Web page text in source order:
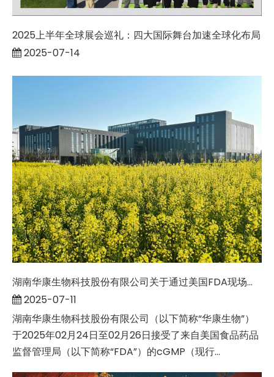
2025上半年全球展会巡礼：四大国际舞台加速全球化布局
2025-07-14
湖南华康生物科技股份有限公司关于通过美国FDA现场检查的公告
2025-07-11
湖南华康生物科技股份有限公司（以下简称“华康生物”）
于2025年02月24日至02月26日接受了来自美国食品药品
监督管理局（以下简称“FDA”）的cGMP（现行...